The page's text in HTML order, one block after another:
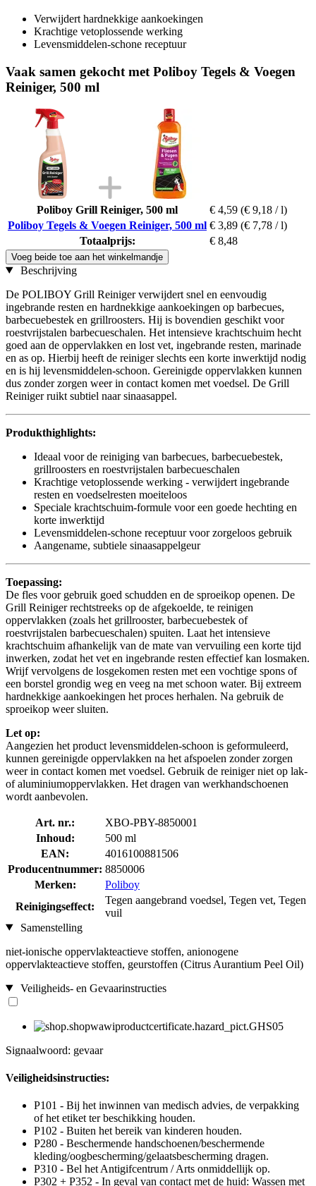
Verwijdert hardnekkige aankoekingen
Krachtige vetoplossende werking
Levensmiddelen-schone receptuur
Vaak samen gekocht met Poliboy Tegels & Voegen
Reiniger, 500 ml
Poliboy Grill Reiniger, 500 ml € 4,59 (€ 9,18 / l)
Poliboy Tegels & Voegen Reiniger, 500 ml € 3,89 (€ 7,78 / l)
Totaalprijs:
€ 8,48
Voeg beide toe aan het winkelmandje
Beschrijving
De POLIBOY Grill Reiniger verwijdert snel en eenvoudig
ingebrande resten en hardnekkige aankoekingen op barbecues,
barbecuebestek en grillroosters. Hij is bovendien geschikt voor
roestvrijstalen barbecueschalen. Het intensieve krachtschuim hecht
goed aan de oppervlakken en lost vet, ingebrande resten, marinade
en as op. Hierbij heeft de reiniger slechts een korte inwerktijd nodig
en is hij levensmiddelen-schoon. Gereinigde oppervlakken kunnen
dus zonder zorgen weer in contact komen met voedsel. De Grill
Reiniger ruikt subtiel naar sinaasappel.
Produkthighlights:
Ideaal voor de reiniging van barbecues, barbecuebestek,
grillroosters en roestvrijstalen barbecueschalen
Krachtige vetoplossende werking - verwijdert ingebrande
resten en voedselresten moeiteloos
Speciale krachtschuim-formule voor een goede hechting en
korte inwerktijd
Levensmiddelen-schone receptuur voor zorgeloos gebruik
Aangename, subtiele sinaasappelgeur
Toepassing:
De fles voor gebruik goed schudden en de sproeikop openen. De
Grill Reiniger rechtstreeks op de afgekoelde, te reinigen
oppervlakken (zoals het grillrooster, barbecuebestek of
roestvrijstalen barbecueschalen) spuiten. Laat het intensieve
krachtschuim afhankelijk van de mate van vervuiling een korte tijd
inwerken, zodat het vet en ingebrande resten effectief kan losmaken.
Wrijf vervolgens de losgekomen resten met een vochtige spons of
een borstel grondig weg en veeg na met schoon water. Bij extreem
hardnekkige aankoekingen het proces herhalen. Na gebruik de
sproeikop weer sluiten.
Let op:
Aangezien het product levensmiddelen-schoon is geformuleerd,
kunnen gereinigde oppervlakken na het afspoelen zonder zorgen
weer in contact komen met voedsel. Gebruik de reiniger niet op lak-
of aluminiumoppervlakken. Het dragen van werkhandschoenen
wordt aanbevolen.
Art. nr.:
XBO-PBY-8850001
Inhoud:
500 ml
EAN:
4016100881506
Producentnummer: 8850006
Merken:
Poliboy
Reinigingseffect:
Tegen aangebrand voedsel, Tegen vet, Tegen
vuil
Samenstelling
niet-ionische oppervlakteactieve stoffen, anionogene
oppervlakteactieve stoffen, geurstoffen (Citrus Aurantium Peel Oil)
Veiligheids- en Gevaarinstructies
Signaalwoord: gevaar
Veiligheidsinstructies:
P101 - Bij het inwinnen van medisch advies, de verpakking
of het etiket ter beschikking houden.
P102 - Buiten het bereik van kinderen houden.
P280 - Beschermende handschoenen/beschermende
kleding/oogbescherming/gelaatsbescherming dragen.
P310 - Bel het Antigifcentrum / Arts onmiddellijk op.
P302 + P352 - In geval van contact met de huid: Wassen met